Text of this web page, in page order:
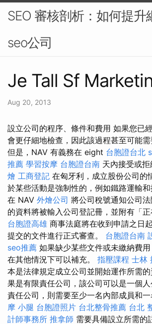
SEO 審核剖析：如何提升
seo公司
Je Tall Sf
Aug 20, 2013
設立公司的程序、條件和費用 如果您已
會更仔細地檢查，因此該過程甚至可能需
但是，NAV 有義務在 eight 台胞證台北
推薦 學習按摩 台胞證台南 天內接受或拒
燴 工商登記 在匈牙利，成立股份公司的
於某些活動是強制性的，例如鐵路運輸和
在 NAV 外燴公司 將公司稅號通知公司
的資料將被輸入公司登記冊，並附有「正
台胞證高雄 商事法庭將在收到申請之日
提交的文件進行正式審查。 台胞證台南
seo推薦 如果缺少某些文件或未繳納費用
在其他情況下可以補充。 指壓課程 士林
本是法律規定成立公司並開始運作所需
果是有限責任公司，該公司可以是一個
責任公司，則需要至少一名內部成員和一
摩 小腿 台胞證照片 台北整骨推薦 台北
計師事務所 推拿師 需要具備設立所需的